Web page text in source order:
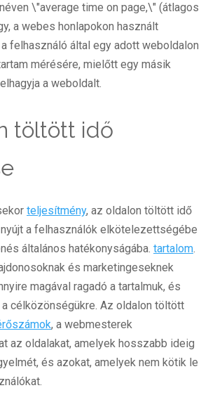
\"average time on page,\" (átlagos
a webes honlapokon használt
a felhasználó által egy adott weboldalon
mérésére, mielőtt egy másik
a weboldalt.
töltött idő
teljesítmény, az oldalon töltött idő
a felhasználók elkötelezettségébe
általános hatékonyságába. tartalom.
és marketingeseknek
magával ragadó a tartalmuk, és
célközönségükre. Az oldalon töltött
, a webmesterek
az oldalakat, amelyek hosszabb ideig
és azokat, amelyek nem kötik le